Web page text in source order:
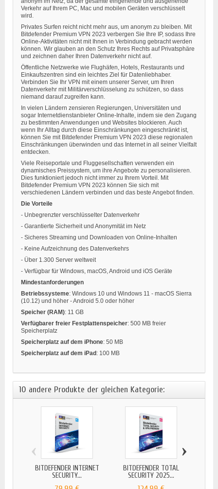
Verkehr auf Ihrem PC, Mac und mobilen Geräten verschlüsselt
wird.
Privates Surfen reicht nicht mehr aus, um anonym zu bleiben. Mit
Bitdefender Premium VPN 2023 verbergen Sie Ihre IP, sodass Ihre
Online-Aktivitäten nicht mit Ihnen in Verbindung gebracht werden
können. Wir glauben an den Schutz Ihres Rechts auf Privatsphäre
und zeichnen daher Ihren Datenverkehr nicht auf.
Öffentliche Netzwerke wie Flughäfen, Hotels, Restaurants und
Einkaufszentren sind ein leichtes Ziel für Datenliebhaber.
Verbinden Sie Ihr VPN mit einem unserer Server, um Ihren
Datenverkehr mit Militärverschlüsselung zu schützen, so dass
niemand darauf zugreifen kann.
In vielen Ländern zensieren Regierungen, Universitäten und
sogar Internetdienstanbieter Online-Inhalte, indem sie den Zugang
zu bestimmten Anwendungen und Websites blockieren. Auch
wenn Ihr Alltag durch diese Einschränkungen eingeschränkt ist,
können Sie mit Bitdefender Premium VPN 2023 diese regionalen
Einschränkungen überwinden und das Internet in all seiner Vielfalt
entdecken.
Viele Reiseportale und Fluggesellschaften verwenden ein
dynamisches Preissystem, um ihre Angebote zu personalisieren.
Dies funktioniert jedoch nicht immer zu Ihrem Vorteil. Mit
Bitdefender Premium VPN 2023 können Sie sich mit
verschiedenen Ländern verbinden und das beste Angebot finden.
Die Vorteile
- Unbegrenzter verschlüsselter Datenverkehr
- Garantierte Sicherheit und Anonymität im Netz
- Sicheres Streaming und Downloaden von Online-Inhalten
- Keine Aufzeichnung des Datenverkehrs
- Über 1.300 Server weltweit
- Verfügbar für Windows, macOS, Android und iOS Geräte
Mindestanforderungen
Betriebssysteme: Windows 10 und Windows 11 - macOS Sierra
(10.12) und höher - Android 5.0 oder höher
Speicher (RAM): 11 GB
Verfügbarer freier Festplattenspeicher: 500 MB freier
Speicherplatz
Speicherplatz auf dem iPhone: 50 MB
Speicherplatz auf dem iPad : 100 MB
10 andere Produkte der gleichen Kategorie:
BITDEFENDER INTERNET
SECURITY...
BITDEFENDER TOTAL
SECURITY 2025...
‹ ›